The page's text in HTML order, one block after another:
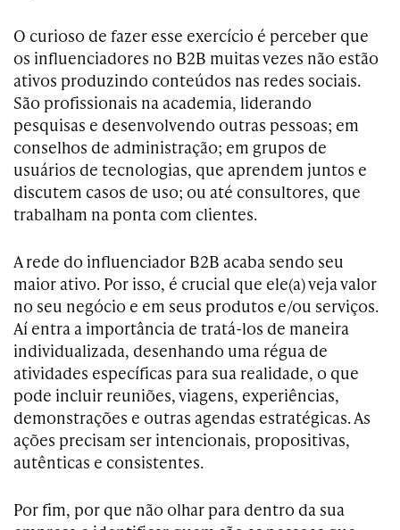
O curioso de fazer esse exercício é perceber que
os influenciadores no B2B muitas vezes não estão
ativos produzindo conteúdos nas redes sociais.
São profissionais na academia, liderando
pesquisas e desenvolvendo outras pessoas; em
conselhos de administração; em grupos de
usuários de tecnologias, que aprendem juntos e
discutem casos de uso; ou até consultores, que
trabalham na ponta com clientes.
A rede do influenciador B2B acaba sendo seu
maior ativo. Por isso, é crucial que ele(a) veja valor
no seu negócio e em seus produtos e/ou serviços.
Aí entra a importância de tratá-los de maneira
individualizada, desenhando uma régua de
atividades específicas para sua realidade, o que
pode incluir reuniões, viagens, experiências,
demonstrações e outras agendas estratégicas. As
ações precisam ser intencionais, propositivas,
autênticas e consistentes.
Por fim, por que não olhar para dentro da sua